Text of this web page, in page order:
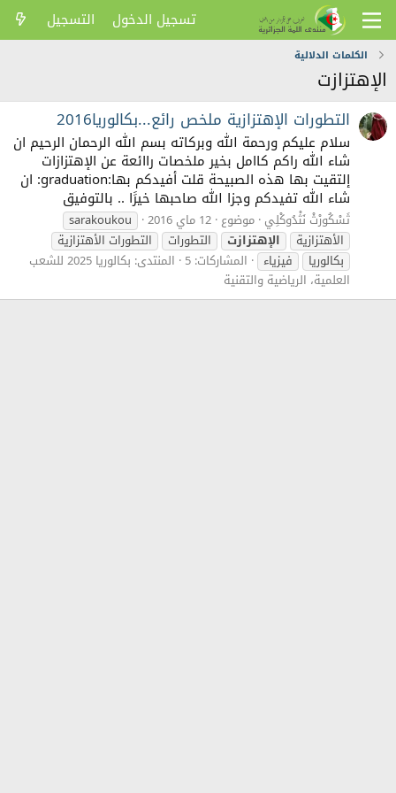
تسجيل الدخول التسجيل
الكلمات الدلالية
الإهتزازت
التطورات الإهتزازية ملخص رائع...بكالوريا2016
سلام عليكم ورحمة الله وبركاته بسم الله الرحمان الرحيم ان
شاء الله راكم كاامل بخير ملخصات راائعة عن الإهتزازات
إلتقيت بها هذه الصبيحة قلت أفيدكم بها:graduation: ان
شاء الله تفيدكم وجزا الله صاحبها خيرََا .. بالتوفيق
ثَسْكُورْثْ نَثْدُوكْلِي موضوع 12 ماي 2016
sarakoukou
الأهتزازية
الإهتزازت التطورات
التطورات الأهتزازية
بكالوريا
فيزياء المشاركات: 5 المنتدى:
بكالوريا 2025 للشعب
العلمية، الرياضية والتقنية